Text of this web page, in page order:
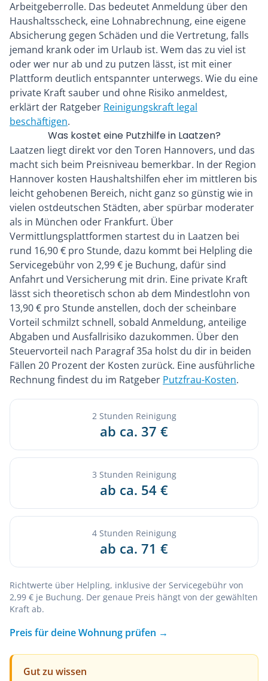
Arbeitgeberrolle. Das bedeutet Anmeldung über den
Haushaltsscheck, eine Lohnabrechnung, eine eigene
Absicherung gegen Schäden und die Vertretung, falls
jemand krank oder im Urlaub ist. Wem das zu viel ist
oder wer nur ab und zu putzen lässt, ist mit einer
Plattform deutlich entspannter unterwegs. Wie du eine
private Kraft sauber und ohne Risiko anmeldest,
erklärt der Ratgeber Reinigungskraft legal
beschäftigen.
Was kostet eine Putzhilfe in Laatzen?
Laatzen liegt direkt vor den Toren Hannovers, und das
macht sich beim Preisniveau bemerkbar. In der Region
Hannover kosten Haushaltshilfen eher im mittleren bis
leicht gehobenen Bereich, nicht ganz so günstig wie in
vielen ostdeutschen Städten, aber spürbar moderater
als in München oder Frankfurt. Über
Vermittlungsplattformen startest du in Laatzen bei
rund 16,90 € pro Stunde, dazu kommt bei Helpling die
Servicegebühr von 2,99 € je Buchung, dafür sind
Anfahrt und Versicherung mit drin. Eine private Kraft
lässt sich theoretisch schon ab dem Mindestlohn von
13,90 € pro Stunde anstellen, doch der scheinbare
Vorteil schmilzt schnell, sobald Anmeldung, anteilige
Abgaben und Ausfallrisiko dazukommen. Über den
Steuervorteil nach Paragraf 35a holst du dir in beiden
Fällen 20 Prozent der Kosten zurück. Eine ausführliche
Rechnung findest du im Ratgeber Putzfrau-Kosten.
2 Stunden Reinigung
ab ca. 37 €
3 Stunden Reinigung
ab ca. 54 €
4 Stunden Reinigung
ab ca. 71 €
Richtwerte über Helpling, inklusive der Servicegebühr von
2,99 € je Buchung. Der genaue Preis hängt von der gewählten
Kraft ab.
Preis für deine Wohnung prüfen →
Gut zu wissen